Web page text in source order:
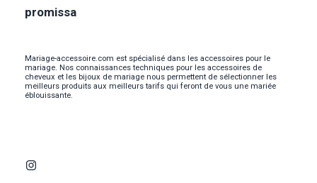
promissa
Mariage-accessoire.com est spécialisé dans les accessoires pour le
mariage. Nos connaissances techniques pour les accessoires de
cheveux et les bijoux de mariage nous permettent de sélectionner les
meilleurs produits aux meilleurs tarifs qui feront de vous une mariée
éblouissante.